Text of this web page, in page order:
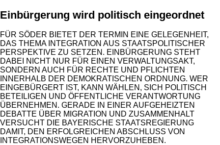
Einbürgerung wird politisch eingeordnet
FÜR SÖDER BIETET DER TERMIN EINE GELEGENHEIT,
DAS THEMA INTEGRATION AUS STAATSPOLITISCHER
PERSPEKTIVE ZU SETZEN. EINBÜRGERUNG STEHT
DABEI NICHT NUR FÜR EINEN VERWALTUNGSAKT,
SONDERN AUCH FÜR RECHTE UND PFLICHTEN
INNERHALB DER DEMOKRATISCHEN ORDNUNG. WER
EINGEBÜRGERT IST, KANN WÄHLEN, SICH POLITISCH
BETEILIGEN UND ÖFFENTLICHE VERANTWORTUNG
ÜBERNEHMEN. GERADE IN EINER AUFGEHEIZTEN
DEBATTE ÜBER MIGRATION UND ZUSAMMENHALT
VERSUCHT DIE BAYERISCHE STAATSREGIERUNG
DAMIT, DEN ERFOLGREICHEN ABSCHLUSS VON
INTEGRATIONSWEGEN HERVORZUHEBEN.